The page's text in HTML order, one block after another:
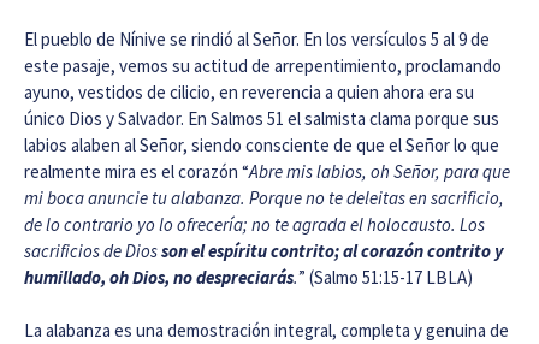
El pueblo de Nínive se rindió al Señor. En los versículos 5 al 9 de
este pasaje, vemos su actitud de arrepentimiento, proclamando
ayuno, vestidos de cilicio, en reverencia a quien ahora era su
único Dios y Salvador. En Salmos 51 el salmista clama porque sus
labios alaben al Señor, siendo consciente de que el Señor lo que
realmente mira es el corazón “Abre mis labios, oh Señor, para que
mi boca anuncie tu alabanza. Porque no te deleitas en sacrificio,
de lo contrario yo lo ofrecería; no te agrada el holocausto. Los
sacrificios de Diosson el espíritu contrito; al corazón contrito y
humillado, oh Dios, no despreciarás.” (Salmo 51:15-17 LBLA)
La alabanza es una demostración integral, completa y genuina de